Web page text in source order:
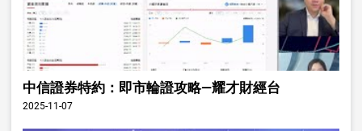
中信證券特約：即市輪證攻略—耀才財經台
2025-11-07